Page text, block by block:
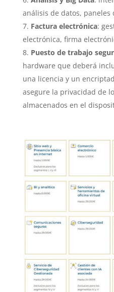
análisis de datos, paneles
Factura electrónica:
electrónica, firma
Puesto de trabajo
hardware que deberá
una licencia y un
asegure la privacidad de
almacenados en el